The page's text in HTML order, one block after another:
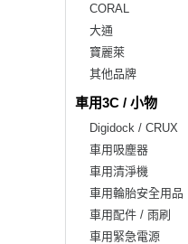
CORAL
大通
寶麗萊
其他品牌
車用3C / 小物
Digidock / CRUX
車用吸塵器
車用清淨機
車用輪胎安全用品
車用配件 / 雨刷
車用緊急電源